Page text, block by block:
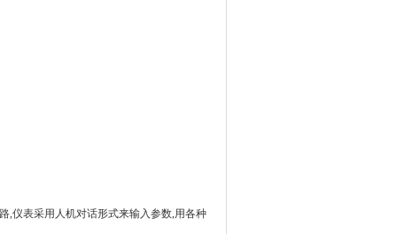
,仪表采用人机对话形式来输入参数,用各种